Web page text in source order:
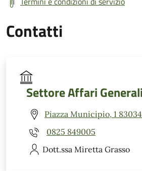
Contatti
Settore Affari Generali
Piazza Municipio, 1
0825 849005
Dott.ssa Miretta Grasso